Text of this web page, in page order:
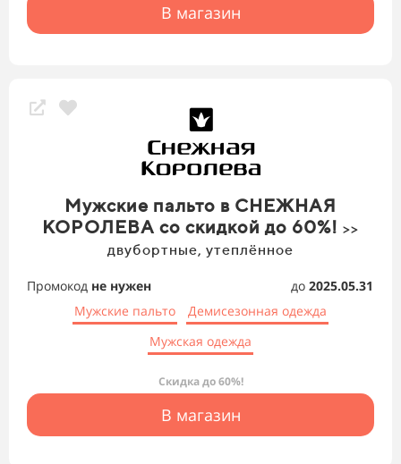
В магазин
Мужские пальто в СНЕЖНАЯ
КОРОЛЕВА со скидкой до 60%! >>
двубортные, утеплённое
Промокод не нужен до 2025.05.31
Мужские пальто
Демисезонная одежда
Мужская одежда
Скидка до 60%!
В магазин